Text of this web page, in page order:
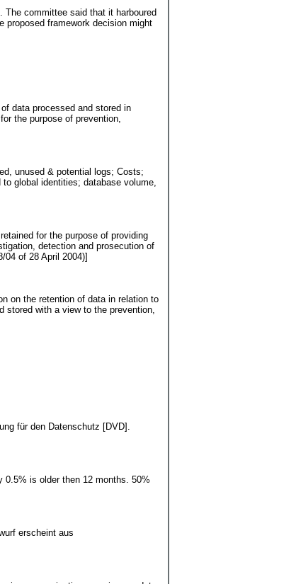
The committee said that it harboured
proposed framework decision might
data processed and stored in
the purpose of prevention,
unused & potential logs; Costs;
global identities; database volume,
for the purpose of providing
detection and prosecution of
of 28 April 2004)]
on the retention of data in relation to
stored with a view to the prevention,
für den Datenschutz [DVD].
is older then 12 months. 50%
erscheint aus